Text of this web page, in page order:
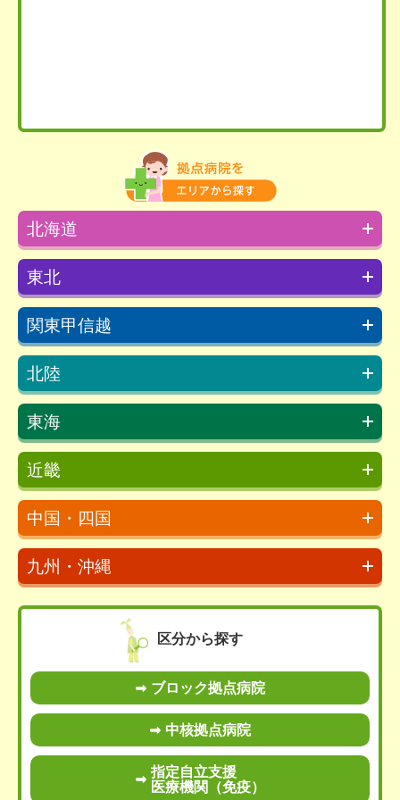
北海道
東北
関東甲信越
北陸
東海
近畿
中国・四国
九州・沖縄
区分から探す
ブロック拠点病院
中核拠点病院
指定自立支援
医療機関（免疫）